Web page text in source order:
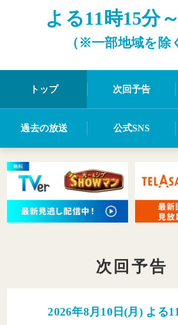
よる11時15分
（※一部地域を除
トップ 次回予告
過去の放送 公式SNS
次回予告